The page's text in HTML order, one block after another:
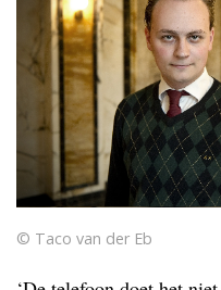
© Taco van der Eb